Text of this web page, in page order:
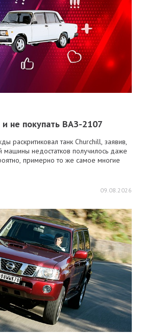
и не покупать ВАЗ-2107
раскритиковал танк Churchill, заявив,
машины недостатков получилось даже
примерно то же самое многие
09.08.2026